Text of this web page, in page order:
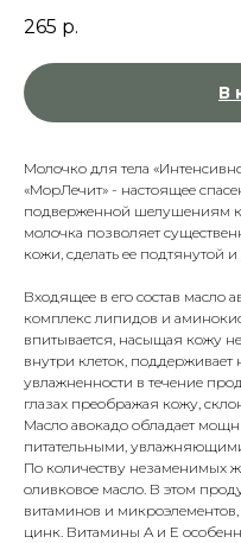
265 р.
В
Молочко для тела
«МорЛечит» - настоящее
подверженной шелушениям
молочка позволяет
кожи, сделать ее подтянутой
Входящее в его состав масло
комплекс липидов и
впитывается, насыщая кожу
внутри клеток,
увлажненности в течение
глазах преображая кожу,
Масло авокадо обладает
питательными,
По количеству незаменимых
оливковое масло. В этом
витаминов и
цинк. Витамины A и E